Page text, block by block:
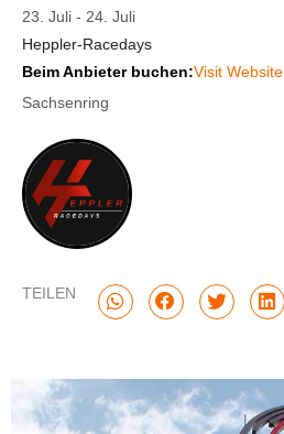
23. Juli - 24. Juli
Heppler-Racedays
Beim Anbieter buchen:Visit Website
Sachsenring
TEILEN